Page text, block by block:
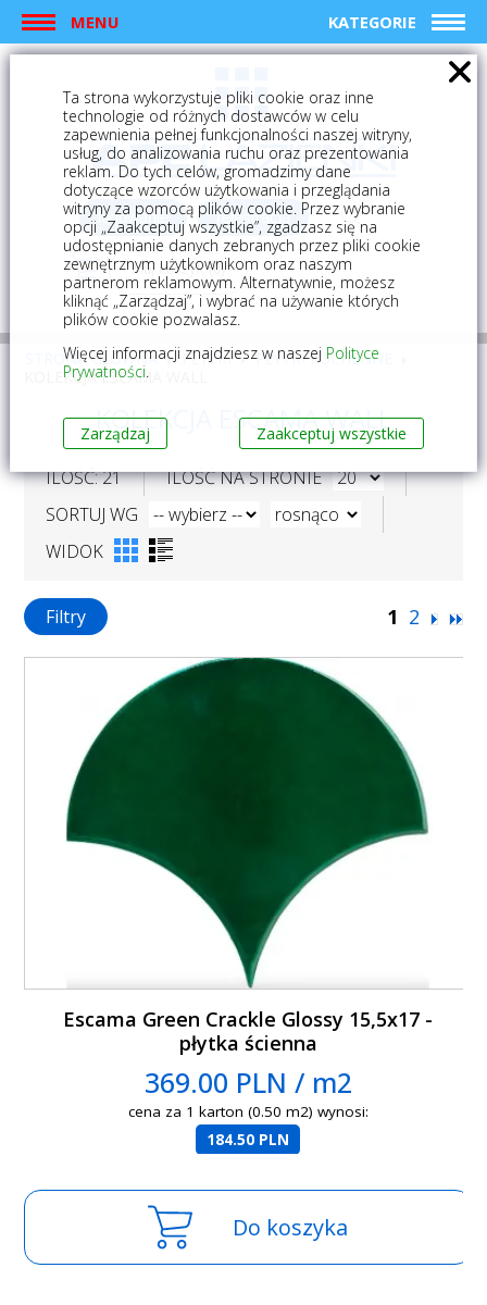
MENU KATEGORIE
logowanie rejestracja
Mój koszyk (0)
STRONA GŁÓWNA PŁYTKI
PŁYTKI KUCHENNE
KOLEKCJA ESCAMA WALL
KOLEKCJA ESCAMA WALL
ILOŚĆ: 21
ILOŚĆ NA STRONIE
SORTUJ WG
WIDOK
1 2
Filtry
Escama Green Crackle Glossy 15,5x17 -
płytka ścienna
369.00 PLN / m2
cena za 1 karton (0.50 m2) wynosi:
184.50 PLN
Do koszyka
Ta strona wykorzystuje pliki cookie oraz inne
technologie od różnych dostawców w celu
zapewnienia pełnej funkcjonalności naszej witryny,
usług, do analizowania ruchu oraz prezentowania
reklam. Do tych celów, gromadzimy dane
dotyczące wzorców użytkowania i przeglądania
witryny za pomocą plików cookie. Przez wybranie
opcji „Zaakceptuj wszystkie”, zgadzasz się na
udostępnianie danych zebranych przez pliki cookie
zewnętrznym użytkownikom oraz naszym
partnerom reklamowym. Alternatywnie, możesz
kliknąć „Zarządzaj”, i wybrać na używanie których
plików cookie pozwalasz.
Więcej informacji znajdziesz w naszej Polityce
Prywatności.
Zarządzaj Zaakceptuj wszystkie